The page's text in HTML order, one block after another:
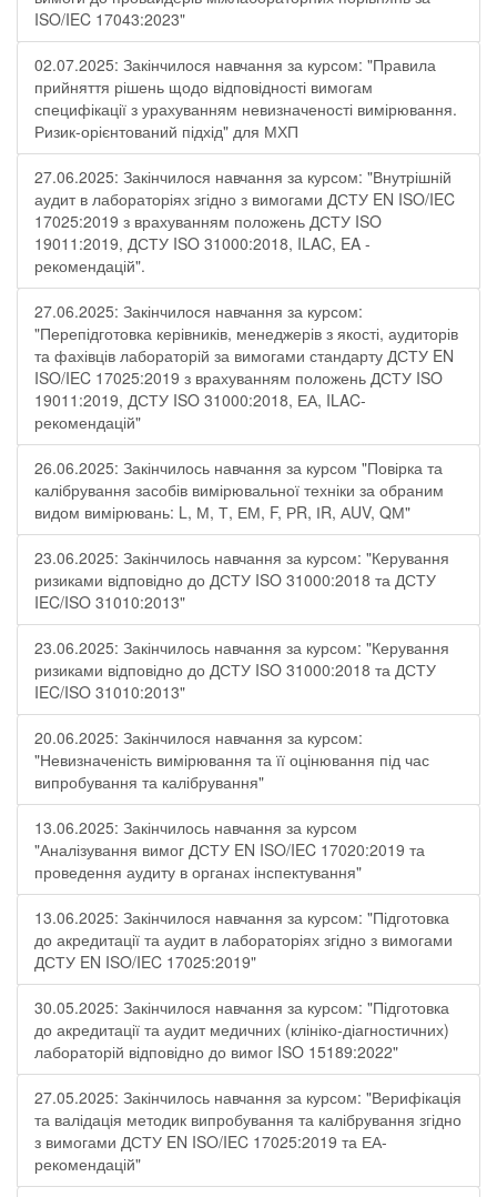
ISO/IEC 17043:2023"
02.07.2025: Закінчилося навчання за курсом: "Правила
прийняття рішень щодо відповідності вимогам
специфікації з урахуванням невизначеності вимірювання.
Ризик-орієнтований підхід" для МХП
27.06.2025: Закінчилося навчання за курсом: "Внутрішній
аудит в лабораторіях згідно з вимогами ДСТУ EN ISO/IEC
17025:2019 з врахуванням положень ДСТУ ISO
19011:2019, ДСТУ ISO 31000:2018, ILAC, EA -
рекомендацій".
27.06.2025: Закінчилося навчання за курсом:
"Перепідготовка керівників, менеджерів з якості, аудиторів
та фахівців лабораторій за вимогами стандарту ДСТУ EN
ISO/IEC 17025:2019 з врахуванням положень ДСТУ ISO
19011:2019, ДСТУ ISO 31000:2018, ЕА, ILAC-
рекомендацій"
26.06.2025: Закінчилось навчання за курсом "Повірка та
калібрування засобів вимірювальної техніки за обраним
видом вимірювань: L, М, Т, ЕМ, F, РR, ІR, АUV, QМ"
23.06.2025: Закінчилось навчання за курсом: "Керування
ризиками відповідно до ДСТУ ISO 31000:2018 та ДСТУ
IEC/ISO 31010:2013"
23.06.2025: Закінчилось навчання за курсом: "Керування
ризиками відповідно до ДСТУ ISO 31000:2018 та ДСТУ
IEC/ISO 31010:2013"
20.06.2025: Закінчилося навчання за курсом:
"Невизначеність вимірювання та її оцінювання під час
випробування та калібрування"
13.06.2025: Закінчилось навчання за курсом
"Аналізування вимог ДСТУ EN ISO/IEC 17020:2019 та
проведення аудиту в органах інспектування"
13.06.2025: Закінчилося навчання за курсом: "Підготовка
до акредитації та аудит в лабораторіях згідно з вимогами
ДСТУ EN ISO/IEC 17025:2019"
30.05.2025: Закінчилося навчання за курсом: "Підготовка
до акредитації та аудит медичних (клініко-діагностичних)
лабораторій відповідно до вимог ISO 15189:2022"
27.05.2025: Закінчилось навчання за курсом: "Верифікація
та валідація методик випробування та калібрування згідно
з вимогами ДСТУ EN ISO/IEC 17025:2019 та ЕА-
рекомендацій"